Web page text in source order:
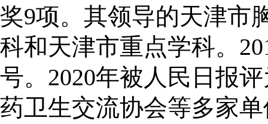
奖9项。其领导的天津市
科和天津市重点学科。
号。2020年被人民日报
药卫生交流协会等多家